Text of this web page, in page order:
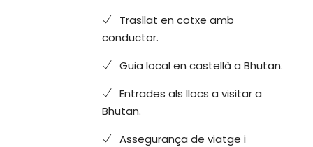
Trasllat en cotxe amb
conductor.
Guia local en castellà a Bhutan.
Entrades als llocs a visitar a
Bhutan.
Assegurança de viatge i